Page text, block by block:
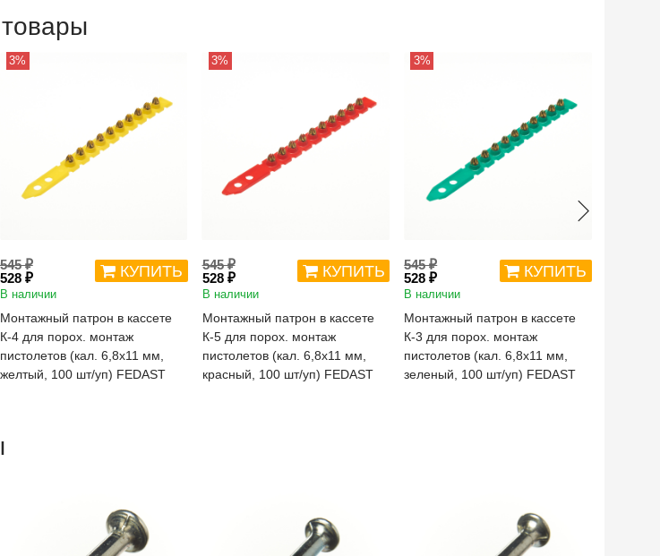
3%
545 ₽
528 ₽
КУПИТЬ
В наличии
Монтажный патрон в кассете
К-4 для порох. монтаж
пистолетов (кал. 6,8х11 мм,
желтый, 100 шт/уп) FEDAST
3%
545 ₽
528 ₽
КУПИТЬ
В наличии
Монтажный патрон в кассете
К-5 для порох. монтаж
пистолетов (кал. 6,8х11 мм,
красный, 100 шт/уп) FEDAST
3%
545 ₽
528 ₽
КУПИТЬ
В наличии
Монтажный патрон в кассете
К-3 для порох. монтаж
пистолетов (кал. 6,8х11 мм,
зеленый, 100 шт/уп) FEDAST